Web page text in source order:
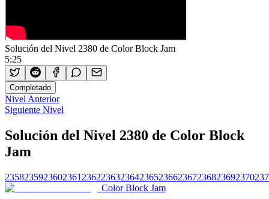
Solución del Nivel 2380 de Color Block Jam
5:25
Completado
Nivel Anterior
Siguiente Nivel
Solución del Nivel 2380 de Color Block
Jam
2358235923602361 236223632364236523662367236823692370
Color Block Jam